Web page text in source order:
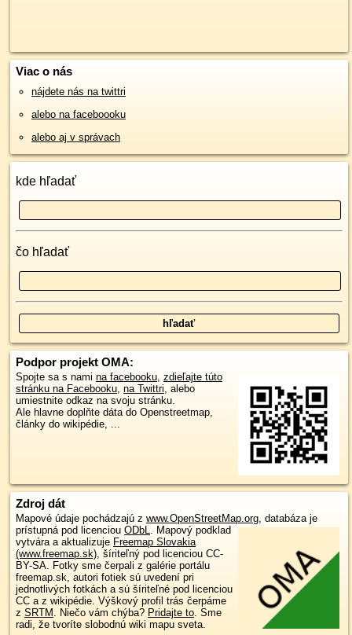
Viac o nás
nájdete nás na twittri
alebo na faceboooku
alebo aj v správach
kde hľadať
čo hľadať
Podpor projekt OMA:
Spojte sa s nami na facebooku zdieľajte túto
stránku na Facebooku na Twittri , alebo
umiestnite odkaz na svoju stránku.
Ale hlavne doplňte dáta do Openstreetmap,
články do wikipédie, ...
Zdroj dát
Mapové údaje pochádzajú z www.OpenStreetMap.org, databáza je
prístupná pod licenciou ODbL. Mapový podklad
vytvára a aktualizuje Freemap Slovakia
(www.freemap.sk), šíriteľný pod licenciou CC-
BY-SA. Fotky sme čerpali z galérie portálu
freemap.sk, autori fotiek sú uvedení pri
jednotlivých fotkách a sú šíriteľné pod licenciou
CC a z wikipédie. Výškový profil trás čerpáme
z SRTM . Niečo vám chýba? Pridajte to. Sme
radi, že tvoríte slobodnú wiki mapu sveta.